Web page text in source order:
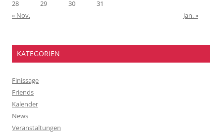
28
29 30
31
« Nov.
Jan. »
KATEGORIEN
Finissage
Friends
Kalender
News
Veranstaltungen